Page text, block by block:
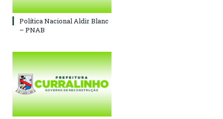
Política Nacional Aldir Blanc
– PNAB